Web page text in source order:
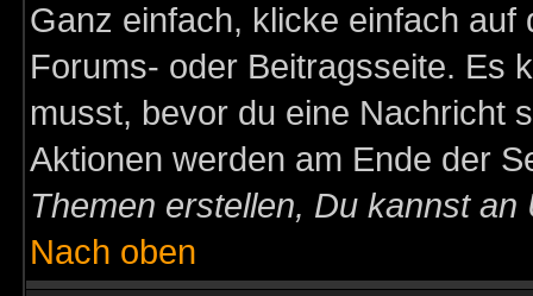
Ganz einfach, klicke einfach
Forums- oder Beitragsseite. Es
musst, bevor du eine Nachricht
Aktionen werden am Ende der
Themen erstellen, Du kannst
Nach oben